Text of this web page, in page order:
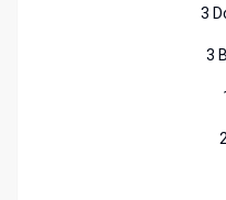
3
3